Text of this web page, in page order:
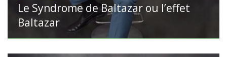
Le Syndrome de Baltazar ou l’effet
Baltazar